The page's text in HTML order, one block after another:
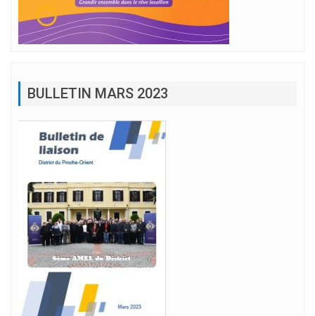
BULLETIN MARS 2023